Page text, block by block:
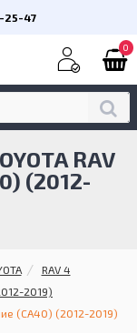
25-47
0
RAV 4
2019)
(CA40) (2012-2019)
RAV
(2012-